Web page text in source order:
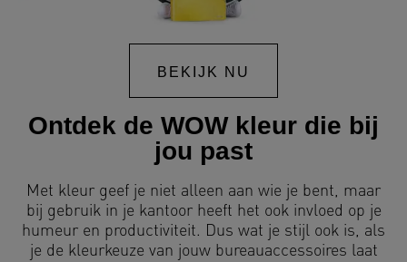
BEKIJK NU
Ontdek de WOW kleur die bij
jou past
Met kleur geef je niet alleen aan wie je bent, maar
bij gebruik in je kantoor heeft het ook invloed op je
humeur en productiviteit. Dus wat je stijl ook is, als
je de kleurkeuze van jouw bureauaccessoires laat